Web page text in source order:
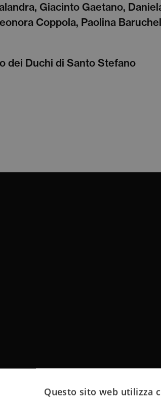
Giacinto Gaetano,
Coppola, Paolina
dei Duchi di Santo Stefano
Questo sito web utilizza